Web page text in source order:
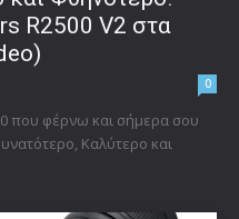
R2500 V2 στα
0
που φέρνω και σήμερα σου
Καλύτερο και